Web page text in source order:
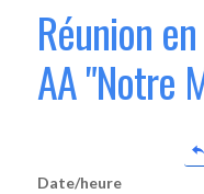
Réunion
AA "Notre
Date/heure